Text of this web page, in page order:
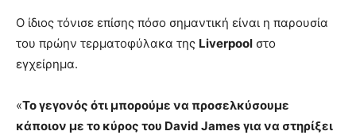
Ο ίδιος τόνισε επίσης πόσο σημαντική είναι η παρουσία
του πρώην τερματοφύλακα της Liverpool στο
εγχείρημα.
«Το γεγονός ότι μπορούμε να προσελκύσουμε
κάποιον με το κύρος του David James για να στηρίξει